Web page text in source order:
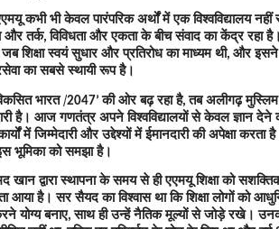
कभी भी केवल पारंपरिक अर्थों में एक विश्वविद्यालय नहीं
और तर्क,विविधता और एकता के बीच संवाद का केंद्र रहा
जब शिक्षा स्वयं सुधार और प्रतिरोध का माध्यम थी, और
का सबसे स्थायी रूप है।
भारत /2047’की ओर बढ़ रहा है,तब अलीगढ़ मुस्लिम
है। आज गणतंत्र अपने विश्वविद्यालयों से केवल ज्ञान देने
में जिम्मेदारी और उद्देश्यों में ईमानदारी की अपेक्षा करता
भूमिका को समझा है।
द्वारा स्थापना के समय से ही एएमयू शिक्षा को
आया है। सर सैयद का विश्वास था कि शिक्षा लोगों को
योग्य बनाए,साथ ही उन्हें नैतिक मूल्यों से जोड़े रखे।